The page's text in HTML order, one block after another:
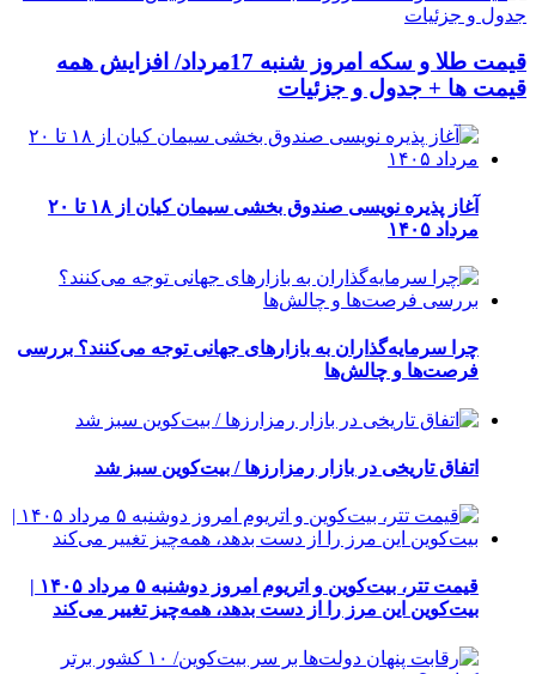
قیمت طلا و سکه امروز شنبه 17مرداد/ افزایش همه
قیمت ها + جدول و جزئیات
آغاز پذیره نویسی صندوق بخشی سیمان کیان از ۱۸ تا ۲۰
مرداد ۱۴۰۵
چرا سرمایه‌گذاران به بازارهای جهانی توجه می‌کنند؟ بررسی
فرصت‌ها و چالش‌ها
اتفاق تاریخی در بازار رمزارزها / بیت‌کوین سبز شد
بیت‌کوین این مرز را از دست بدهد، همه‌چیز تغییر می‌کند